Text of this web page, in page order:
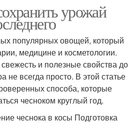
урожай
популярных овощей, который
медицине и косметологии.
и полезные свойства до
не всегда просто. В этой статье
способа, которые
чесноком круглый год.
чеснока в косы Подготовка